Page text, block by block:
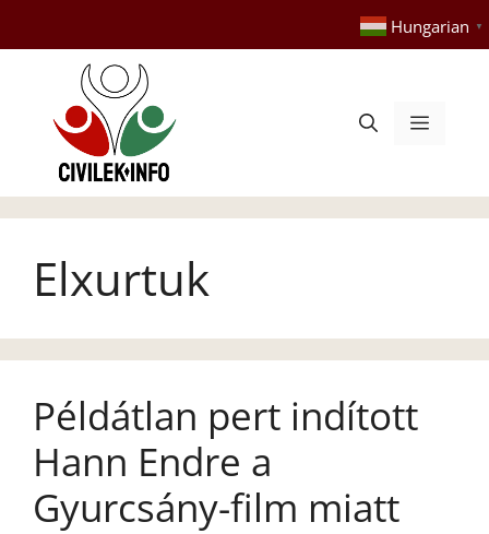
tartalomba
Hungarian ▼
Menü
Elxurtuk
Példátlan pert indított
Hann Endre a
Gyurcsány-film miatt